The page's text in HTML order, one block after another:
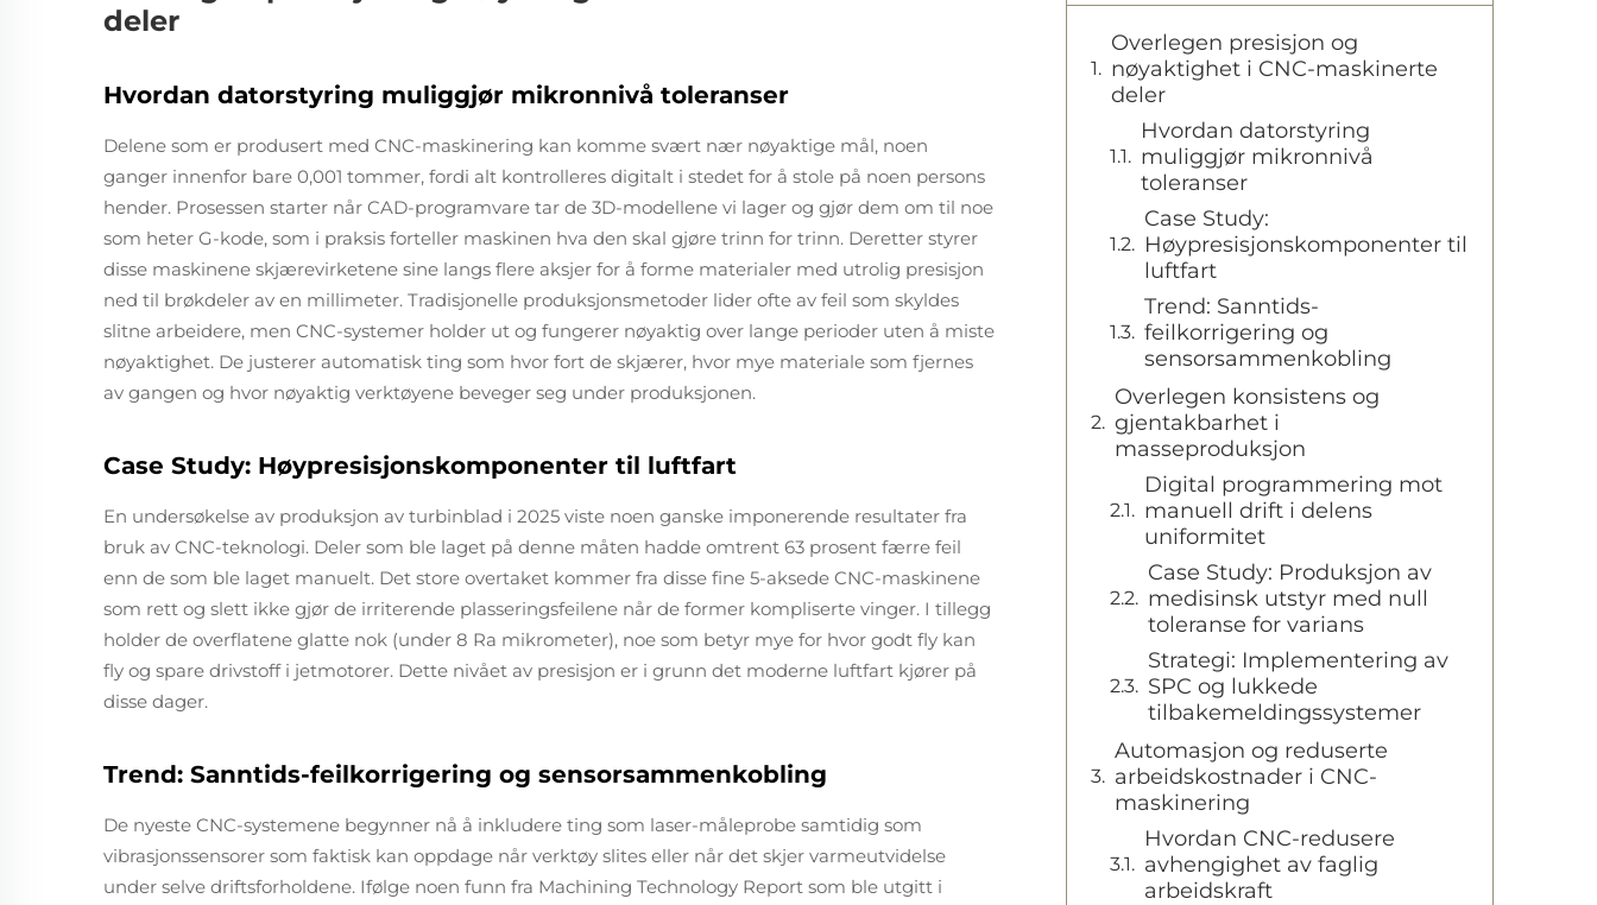
deler
Hvordan datorstyring muliggjør mikronnivå toleranser
Delene som er produsert med CNC-maskinering kan komme svært nær nøyaktige mål, noen
ganger innenfor bare 0,001 tommer, fordi alt kontrolleres digitalt i stedet for å stole på noen persons
hender. Prosessen starter når CAD-programvare tar de 3D-modellene vi lager og gjør dem om til noe
som heter G-kode, som i praksis forteller maskinen hva den skal gjøre trinn for trinn. Deretter styrer
disse maskinene skjærevirketene sine langs flere aksjer for å forme materialer med utrolig presisjon
ned til brøkdeler av en millimeter. Tradisjonelle produksjonsmetoder lider ofte av feil som skyldes
slitne arbeidere, men CNC-systemer holder ut og fungerer nøyaktig over lange perioder uten å miste
nøyaktighet. De justerer automatisk ting som hvor fort de skjærer, hvor mye materiale som fjernes
av gangen og hvor nøyaktig verktøyene beveger seg under produksjonen.
Case Study: Høypresisjonskomponenter til luftfart
En undersøkelse av produksjon av turbinblad i 2025 viste noen ganske imponerende resultater fra
bruk av CNC-teknologi. Deler som ble laget på denne måten hadde omtrent 63 prosent færre feil
enn de som ble laget manuelt. Det store overtaket kommer fra disse fine 5-aksede CNC-maskinene
som rett og slett ikke gjør de irriterende plasseringsfeilene når de former kompliserte vinger. I tillegg
holder de overflatene glatte nok (under 8 Ra mikrometer), noe som betyr mye for hvor godt fly kan
fly og spare drivstoff i jetmotorer. Dette nivået av presisjon er i grunn det moderne luftfart kjører på
disse dager.
Trend: Sanntids-feilkorrigering og sensorsammenkobling
De nyeste CNC-systemene begynner nå å inkludere ting som laser-måleprobe samtidig som
vibrasjonssensorer som faktisk kan oppdage når verktøy slites eller når det skjer varmeutvidelse
under selve driftsforholdene. Ifølge noen funn fra Machining Technology Report som ble utgitt i
Overlegen presisjon og
nøyaktighet i CNC-maskinerte
deler
Hvordan datorstyring
muliggjør mikronnivå
toleranser
Case Study:
Høypresisjonskomponenter til
luftfart
Trend: Sanntids-
feilkorrigering og
sensorsammenkobling
Overlegen konsistens og
gjentakbarhet i
masseproduksjon
Digital programmering mot
manuell drift i delens
uniformitet
Case Study: Produksjon av
medisinsk utstyr med null
toleranse for varians
Strategi: Implementering av
SPC og lukkede
tilbakemeldingssystemer
Automasjon og reduserte
arbeidskostnader i CNC-
maskinering
Hvordan CNC-redusere
avhengighet av faglig
arbeidskraft